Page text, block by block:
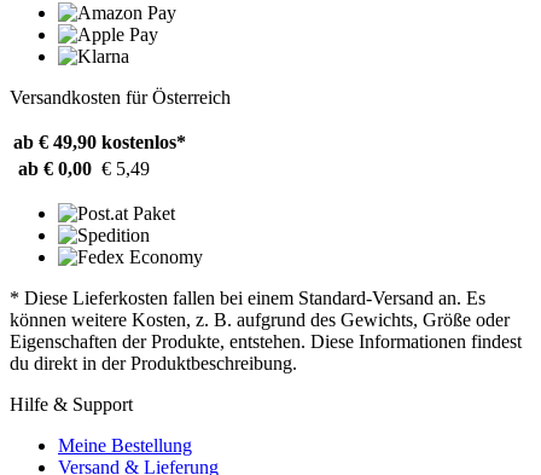
Versandkosten für Österreich
ab € 49,90 kostenlos*
ab € 0,00 € 5,49
* Diese Lieferkosten fallen bei einem Standard-Versand an. Es
können weitere Kosten, z. B. aufgrund des Gewichts, Größe oder
Eigenschaften der Produkte, entstehen. Diese Informationen findest
du direkt in der Produktbeschreibung.
Hilfe & Support
Meine Bestellung
Versand & Lieferung